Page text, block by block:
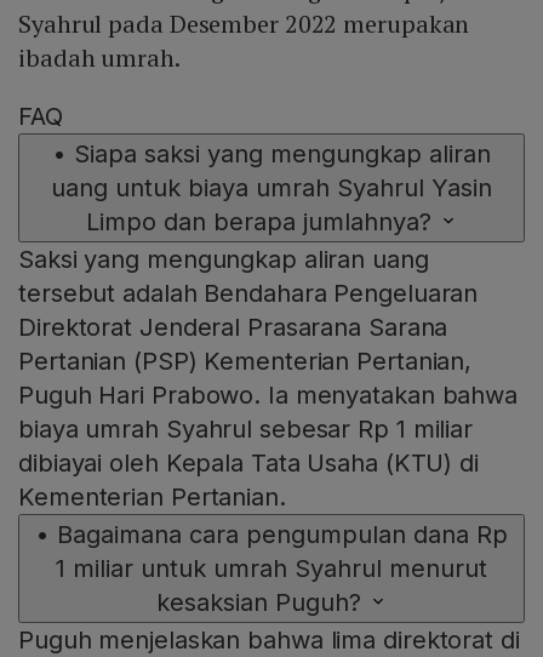
Syahrul pada Desember 2022 merupakan
ibadah umrah.
FAQ
• Siapa saksi yang mengungkap aliran
uang untuk biaya umrah Syahrul Yasin
Limpo dan berapa jumlahnya?
Saksi yang mengungkap aliran uang
tersebut adalah Bendahara Pengeluaran
Direktorat Jenderal Prasarana Sarana
Pertanian (PSP) Kementerian Pertanian,
Puguh Hari Prabowo. Ia menyatakan bahwa
biaya umrah Syahrul sebesar Rp 1 miliar
dibiayai oleh Kepala Tata Usaha (KTU) di
Kementerian Pertanian.
• Bagaimana cara pengumpulan dana Rp
1 miliar untuk umrah Syahrul menurut
kesaksian Puguh?
Puguh menjelaskan bahwa lima direktorat di